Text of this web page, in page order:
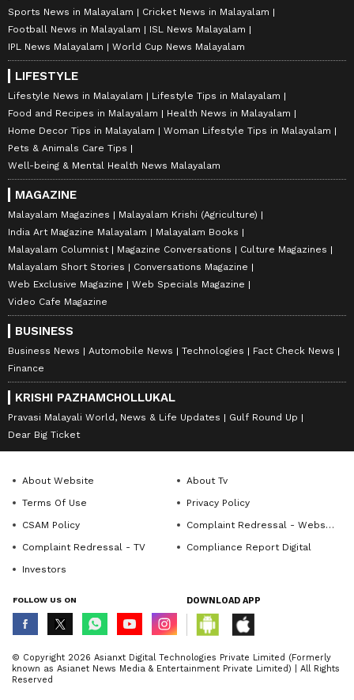
Sports News in Malayalam
Cricket News in Malayalam
Football News in Malayalam
ISL News Malayalam
IPL News Malayalam
World Cup News Malayalam
LIFESTYLE
Lifestyle News in Malayalam
Lifestyle Tips in Malayalam
Food and Recipes in Malayalam
Health News in Malayalam
Home Decor Tips in Malayalam
Woman Lifestyle Tips in Malayalam
Pets & Animals Care Tips
Well-being & Mental Health News Malayalam
MAGAZINE
Malayalam Magazines
Malayalam Krishi (Agriculture)
India Art Magazine Malayalam
Malayalam Books
Malayalam Columnist
Magazine Conversations
Culture Magazines
Malayalam Short Stories
Conversations Magazine
Web Exclusive Magazine
Web Specials Magazine
Video Cafe Magazine
BUSINESS
Business News Automobile News Technologies
Fact Check News
Finance
KRISHI PAZHAMCHOLLUKAL
Pravasi Malayali World, News & Life Updates
Gulf Round Up
Dear Big Ticket
About Website
About Tv
Terms Of Use
Privacy Policy
CSAM Policy
Complaint Redressal - Website
Complaint Redressal - TV
Compliance Report Digital
Investors
FOLLOW US ON DOWNLOAD APP
© Copyright 2026 Asianxt Digital Technologies Private Limited (Formerly
known as Asianet News Media & Entertainment Private Limited) | All Rights
Reserved